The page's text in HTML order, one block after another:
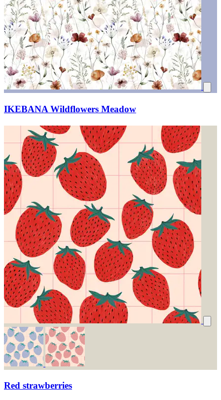
IKEBANA Wildflowers Meadow
Red strawberries